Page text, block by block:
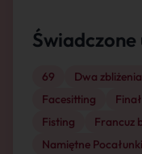
Świadczone
69 Dwa
Facesitting
Fisting
Francuz
Namiętne Pocałunki